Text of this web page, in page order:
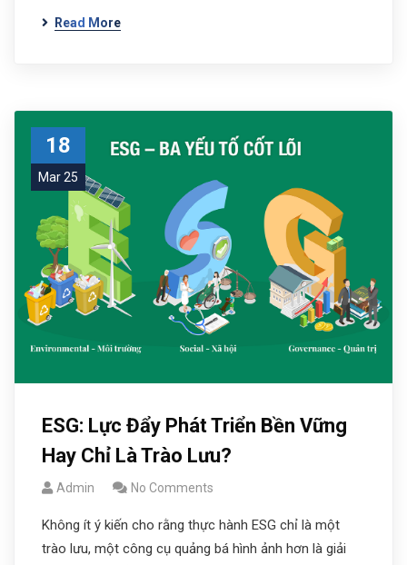
Read More
18
Mar 25
ESG: Lực Đẩy Phát Triển Bền Vững
Hay Chỉ Là Trào Lưu?
Admin No Comments
Không ít ý kiến cho rằng thực hành ESG chỉ là một
trào lưu, một công cụ quảng bá hình ảnh hơn là giải